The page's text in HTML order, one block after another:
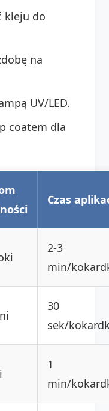
kleju do
na
UV/LED.
coatem dla
Czas
2-3
min/
30
sek/
1
min/